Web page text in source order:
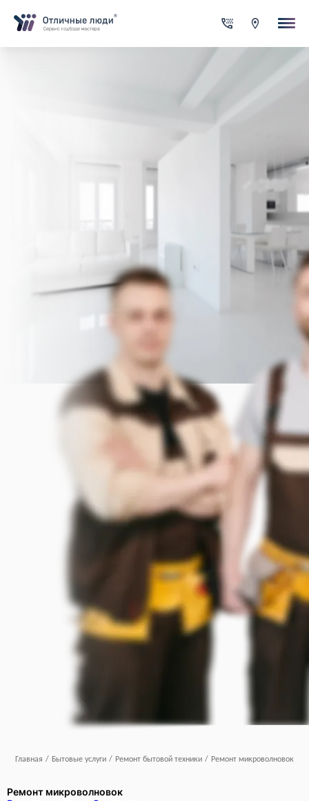
Главная / Бытовые услуги / Ремонт бытовой техники / Ремонт микроволновок
Ремонт микроволновок
За каждый оформленный заказ вы получаете Cash-back на
счет
Опишите задачу
Прикрепить фото (до 5 шт.)
(Подсказка: фото помогут мастеру
точнее оценить задачу)
Заказать
обработки данных